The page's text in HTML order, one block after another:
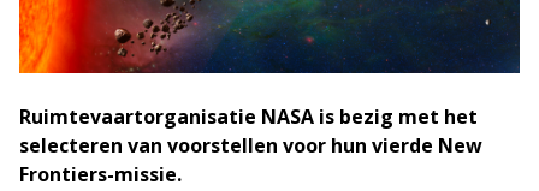
Ruimtevaartorganisatie NASA is bezig met het
selecteren van voorstellen voor hun vierde New
Frontiers-missie.